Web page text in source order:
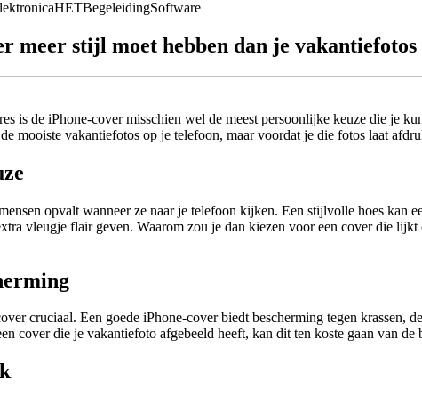
HETBegeleidingSoftware
meer stijl moet hebben dan je vakantiefotos
is de iPhone-cover misschien wel de meest persoonlijke keuze die je
mooiste vakantiefotos op je telefoon, maar voordat je die fotos laat
opvalt wanneer ze naar je telefoon kijken. Een stijlvolle hoes
vleugje flair geven. Waarom zou je dan kiezen voor een cover die
cruciaal. Een goede iPhone-cover biedt bescherming tegen krassen,
cover die je vakantiefoto afgebeeld heeft, kan dit ten koste gaan van